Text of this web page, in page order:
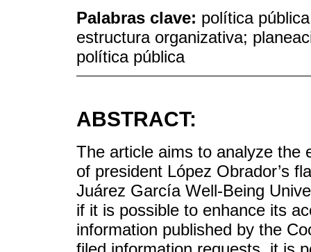
Palabras clave: política
estructura organizativa;
política pública
ABSTRACT:
The article aims to analyze the
of president López Obrador’s
Juárez García Well-Being
if it is possible to enhance its
information published by the